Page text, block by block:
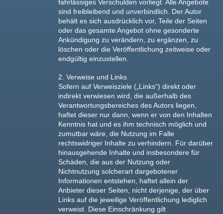
fahrlässiges Verschulden vorliegt. Alle Angebote
sind freibleibend und unverbindlich. Der Autor
behält es sich ausdrücklich vor, Teile der Seiten
oder das gesamte Angebot ohne gesonderte
Ankündigung zu verändern, zu ergänzen, zu
löschen oder die Veröffentlichung zeitweise oder
endgültig einzustellen.
2. Verweise und Links
Sofern auf Verweisziele („Links“) direkt oder
indirekt verwiesen wird, die außerhalb des
Verantwortungsbereiches des Autors liegen,
haftet dieser nur dann, wenn er von den Inhalten
Kenntnis hat und es ihm technisch möglich und
zumutbar wäre, die Nutzung im Falle
rechtswidriger Inhalte zu verhindern. Für darüber
hinausgehende Inhalte und insbesondere für
Schäden, die aus der Nutzung oder
Nichtnutzung solcherart dargebotener
Informationen entstehen, haftet allein der
Anbieter dieser Seiten, nicht derjenige, der über
Links auf die jeweilige Veröffentlichung lediglich
verweist. Diese Einschränkung gilt